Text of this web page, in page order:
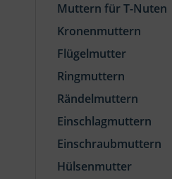
Muttern für T-Nuten
Kronenmuttern
Flügelmutter
Ringmuttern
Rändelmuttern
Einschlagmuttern
Einschraubmuttern
Hülsenmutter